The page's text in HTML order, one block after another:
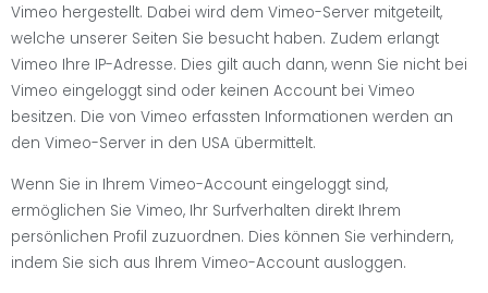
Vimeo hergestellt. Dabei wird dem Vimeo-Server mitgeteilt,
welche unserer Seiten Sie besucht haben. Zudem erlangt
Vimeo Ihre IP-Adresse. Dies gilt auch dann, wenn Sie nicht bei
Vimeo eingeloggt sind oder keinen Account bei Vimeo
besitzen. Die von Vimeo erfassten Informationen werden an
den Vimeo-Server in den USA übermittelt.
Wenn Sie in Ihrem Vimeo-Account eingeloggt sind,
ermöglichen Sie Vimeo, Ihr Surfverhalten direkt Ihrem
persönlichen Profil zuzuordnen. Dies können Sie verhindern,
indem Sie sich aus Ihrem Vimeo-Account ausloggen.